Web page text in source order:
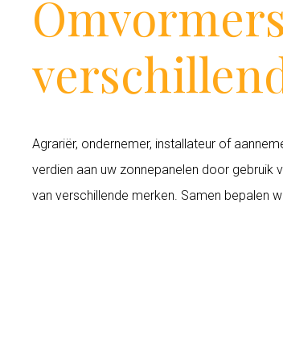
Agrariër, ondernemer, installateur of
verdien aan uw zonnepanelen door
van verschillende merken. Samen bepalen